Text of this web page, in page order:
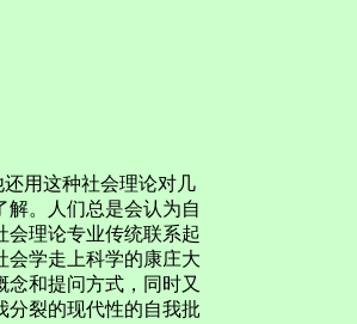
还用这种社会理论对几
解。人们总是会认为自
会理论专业传统联系起
会学走上科学的康庄大
和提问方式，同时又
分裂的现代性的自我批